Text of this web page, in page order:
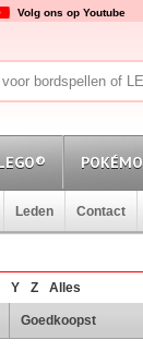
Volg ons op Youtube
Leden Contact
Y Z Alles
Goedkoopst